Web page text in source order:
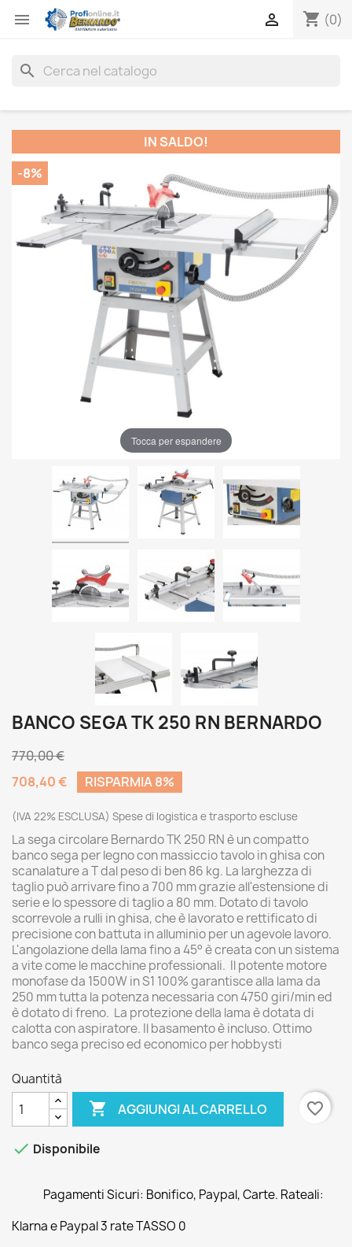
 shopping_cart (0)

search
IN SALDO!
-8%
Tocca per espandere
BANCO SEGA TK 250 RN BERNARDO
770,00 €
708,40 €
RISPARMIA 8%
(IVA 22% ESCLUSA) Spese di logistica e trasporto escluse
La sega circolare Bernardo TK 250 RN è un compatto
banco sega per legno con massiccio tavolo in ghisa con
scanalature a T dal peso di ben 86 kg. La larghezza di
taglio può arrivare fino a 700 mm grazie all'estensione di
serie e lo spessore di taglio a 80 mm. Dotato di tavolo
scorrevole a rulli in ghisa, che è lavorato e rettificato di
precisione con battuta in alluminio per un agevole lavoro.
L'angolazione della lama fino a 45° è creata con un sistema
a vite come le macchine professionali. Il potente motore
monofase da 1500W in S1 100% garantisce alla lama da
250 mm tutta la potenza necessaria con 4750 giri/min ed
è dotato di freno. La protezione della lama è dotata di
calotta con aspiratore. Il basamento è incluso. Ottimo
banco sega preciso ed economico per hobbysti
Quantità
 AGGIUNGI AL CARRELLO favorite_border
 Disponibile
Pagamenti Sicuri: Bonifico, Paypal, Carte. Rateali:
Klarna e Paypal 3 rate TASSO 0